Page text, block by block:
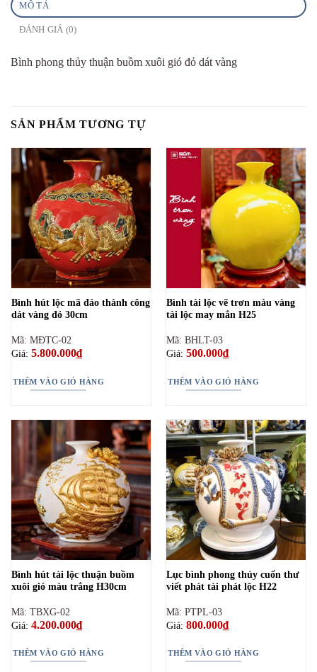
MÔ TẢ
ĐÁNH GIÁ (0)
Bình phong thủy thuận buồm xuôi gió đỏ dát vàng
SẢN PHẨM TƯƠNG TỰ
Bình hút lộc mã đáo thành công
dát vàng đỏ 30cm
Mã: MĐTC-02
Giá: 5.800.000₫
THÊM VÀO GIỎ HÀNG
Bình tài lộc vẽ trơn màu vàng
tài lộc may mắn H25
Mã: BHLT-03
Giá: 500.000₫
THÊM VÀO GIỎ HÀNG
Bình hút tài lộc thuận buồm
xuôi gió màu trắng H30cm
Mã: TBXG-02
Giá: 4.200.000₫
THÊM VÀO GIỎ HÀNG
Lục bình phong thủy cuốn thư
viết phát tài phát lộc H22
Mã: PTPL-03
Giá: 800.000₫
THÊM VÀO GIỎ HÀNG